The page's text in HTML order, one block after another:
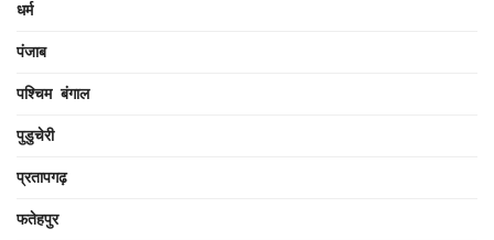
धर्म
पंजाब
पश्चिम बंगाल
पुडुचेरी
प्रतापगढ़
फतेहपुर